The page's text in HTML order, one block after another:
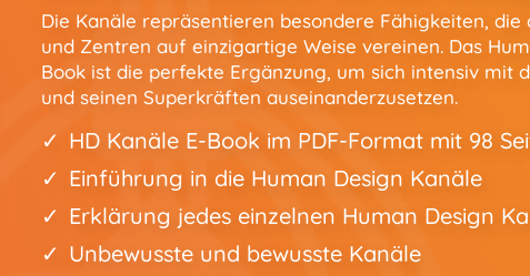
Die Kanäle repräsentieren besondere Fähigkeiten, die
und Zentren auf einzigartige Weise vereinen. Das
Book ist die perfekte Ergänzung, um sich intensiv mit
und seinen Superkräften auseinanderzusetzen.
HD Kanäle E-Book im PDF-Format mit 98
Einführung in die Human Design Kanäle
Erklärung jedes einzelnen Human Design
Unbewusste und bewusste Kanäle